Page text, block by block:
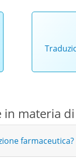
in materia
farmaceutica?